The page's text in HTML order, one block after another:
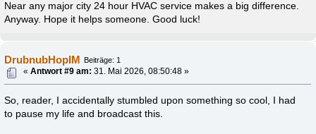
Near any major city 24 hour HVAC service makes a big difference.
Anyway. Hope it helps someone. Good luck!
DrubnubHopIM Beiträge: 1
«Antwort #9 am: 31. Mai 2026, 08:50:48 »
So, reader, I accidentally stumbled upon something so cool, I had
to pause my life and broadcast this.